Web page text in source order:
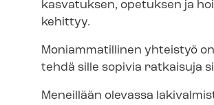
kasvatuksen, opetuksen ja
kehittyy.
Moniammatillinen yhteistyö
tehdä sille sopivia ratkaisuja
Meneillään olevassa